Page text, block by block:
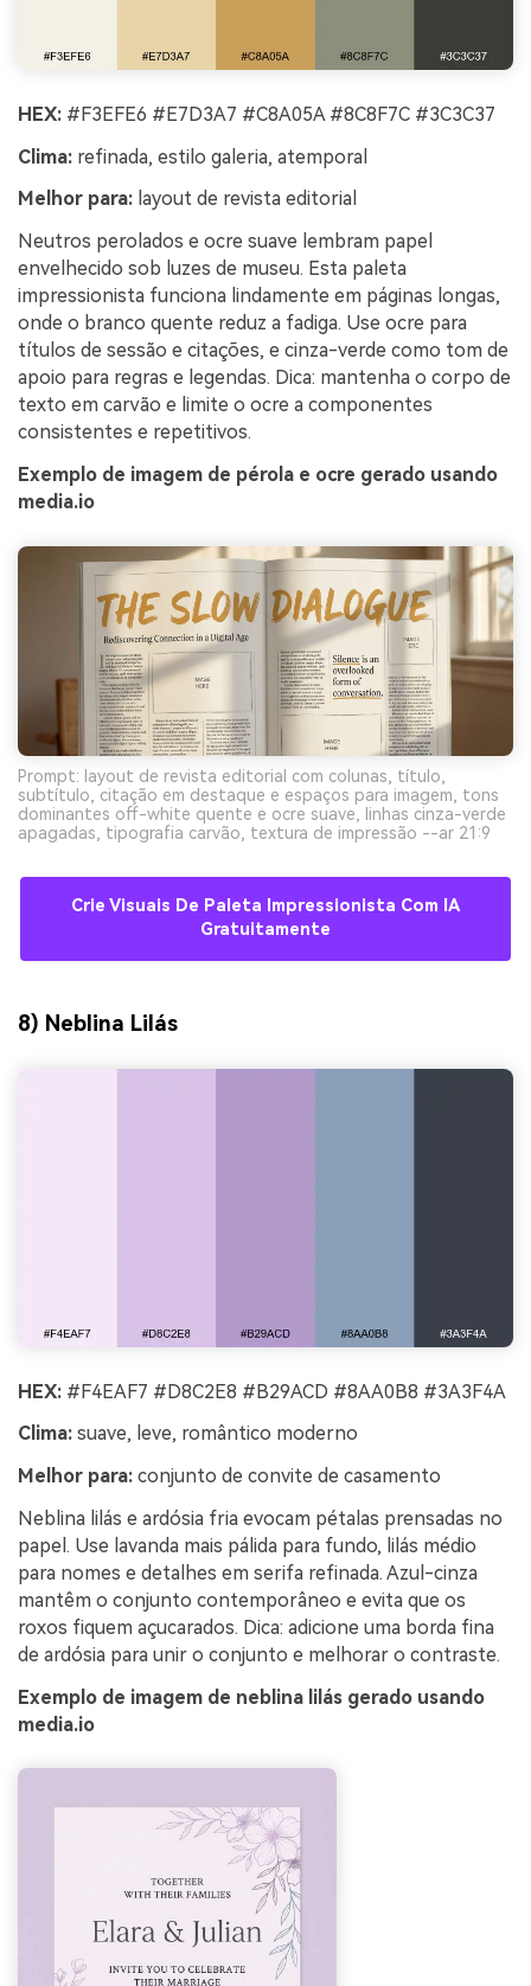
HEX: #F3EFE6 #E7D3A7 #C8A05A #8C8F7C #3C3C37
Clima: refinada, estilo galeria, atemporal
Melhor para: layout de revista editorial
Neutros perolados e ocre suave lembram papel
envelhecido sob luzes de museu. Esta paleta
impressionista funciona lindamente em páginas longas,
onde o branco quente reduz a fadiga. Use ocre para
títulos de sessão e citações, e cinza-verde como tom de
apoio para regras e legendas. Dica: mantenha o corpo de
texto em carvão e limite o ocre a componentes
consistentes e repetitivos.
Exemplo de imagem de pérola e ocre gerado usando
media.io
Prompt: layout de revista editorial com colunas, título,
subtítulo, citação em destaque e espaços para imagem, tons
dominantes off-white quente e ocre suave, linhas cinza-verde
apagadas, tipografia carvão, textura de impressão --ar 21:9
Crie Visuais De Paleta Impressionista Com IA
Gratuitamente
8) Neblina Lilás
HEX: #F4EAF7 #D8C2E8 #B29ACD #8AA0B8 #3A3F4A
Clima: suave, leve, romântico moderno
Melhor para: conjunto de convite de casamento
Neblina lilás e ardósia fria evocam pétalas prensadas no
papel. Use lavanda mais pálida para fundo, lilás médio
para nomes e detalhes em serifa refinada. Azul-cinza
mantêm o conjunto contemporâneo e evita que os
roxos fiquem açucarados. Dica: adicione uma borda fina
de ardósia para unir o conjunto e melhorar o contraste.
Exemplo de imagem de neblina lilás gerado usando
media.io